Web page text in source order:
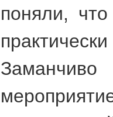
поняли,